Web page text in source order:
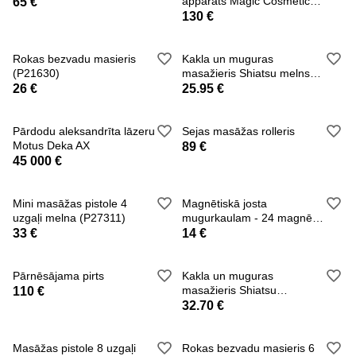
Izgatavots no augstas kvalitātes materiāliem
Ātruma indikators (zila gaisma)
6 masāžas intensitātes līmeņi
4 dažādi uzgaļi
Kabeļa garums: 50 cm
Barošanas avots: uzlādējams
Uzlāde, izmantojot USB-C kabeli
Ierīces jauda: 30W
Produkts ir CE sertificēts
Masāžas pistole
4 maināmie uzgaļi
G-9
130 €
Rokas bezvadu masieris
(P21630)
26 €
Kakla un muguras
masažieris Shiatsu melns
(4622)
25.95 €
Pārdodu aleksandrīta lāzeru
Motus Deka AX
45 000 €
Sejas masāžas rolleris
89 €
Mini masāžas pistole 4
uzgaļi melna (P27311)
33 €
Magnētiskā josta
mugurkaulam - 24 magnēti
- 100 cm XL(P15739
14 €
Pārnēsājama pirts
110 €
Kakla un muguras
masažieris Shiatsu
(P27467)
32.70 €
Masāžas pistole 8 uzgaļi Rokas bezvadu masieris 6